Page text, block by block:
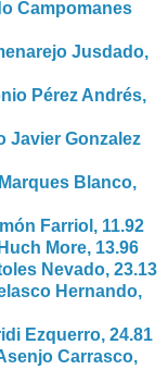
Campomanes
Jusdado,
Pérez Andrés,
Javier Gonzalez
Blanco,
Farriol, 11.92
More, 13.96
Nevado, 23.13
Hernando,
Ezquerro, 24.81
Carrasco,